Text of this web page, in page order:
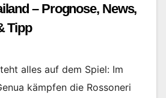
– Prognose, News,
Tipp
alles auf dem Spiel: Im
kämpfen die Rossoneri